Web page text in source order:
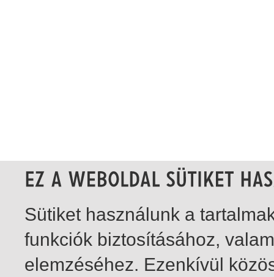
Sütiket használunk a
funkciók biztosításához,
elemzéséhez. Ezenkívül